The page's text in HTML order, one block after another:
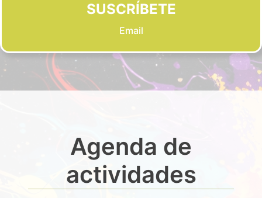
SUSCRÍBETE
Email
Agenda de
actividades